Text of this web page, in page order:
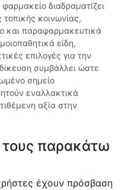
διαδραματίζει
κοινωνίας,
και παραφαρμακευτικά
είδη,
επιλογές για την
συμβάλλει ώστε
σημείο
εναλλακτικά
αξία στην
τους παρακάτω
έχουν πρόσβαση